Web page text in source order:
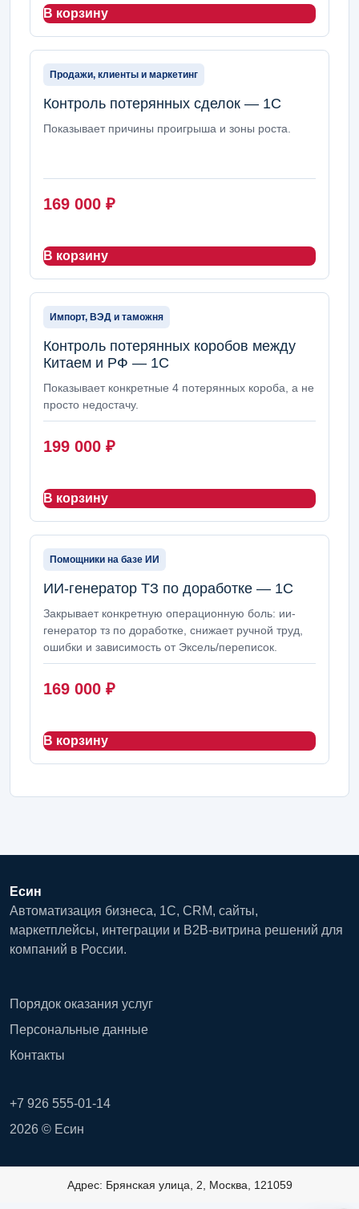
В корзину
Продажи, клиенты и маркетинг
Контроль потерянных сделок — 1С
Показывает причины проигрыша и зоны роста.
169 000 ₽
В корзину
Импорт, ВЭД и таможня
Контроль потерянных коробов между
Китаем и РФ — 1С
Показывает конкретные 4 потерянных короба, а не
просто недостачу.
199 000 ₽
В корзину
Помощники на базе ИИ
ИИ-генератор ТЗ по доработке — 1С
Закрывает конкретную операционную боль: ии-
генератор тз по доработке, снижает ручной труд,
ошибки и зависимость от Эксель/переписок.
169 000 ₽
В корзину
Есин
Автоматизация бизнеса, 1С, CRM, сайты,
маркетплейсы, интеграции и B2B-витрина решений для
компаний в России.
Порядок оказания услуг
Персональные данные
Контакты
+7 926 555-01-14
2026 © Есин
Адрес: Брянская улица, 2, Москва, 121059